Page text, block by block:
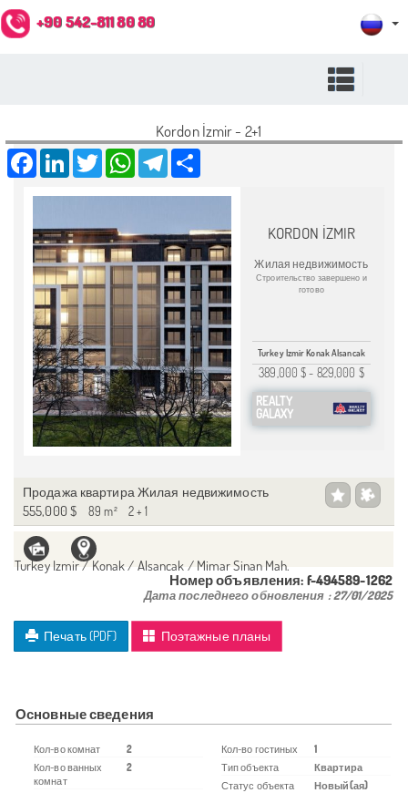
+90 542-811 80 80
Kordon İzmir - 2+1
Facebook LinkedIn Twitter WhatsApp Telegram
KORDON İZMIR
Жилая недвижимость
Строительство завершено и
готово
Turkey Izmir Konak Alsancak
389,000 $- 829,000 $
REALTY
GALAXY
Продажа квартира Жилая недвижимость
555,000 $ 89 m² 2 + 1
Turkey Izmir / Konak/ Alsancak / Mimar Sinan Mah.
Номер объявления: f-494589-1262
Дата последнего обновления :27/01/2025
Печать (PDF) Поэтажные планы
Основные сведения
Кол-во комнат 2 Кол-во гостиных
1
Кол-во ванных
комнат
2 Тип объекта
Квартира
Статус объекта
Новый(ая)